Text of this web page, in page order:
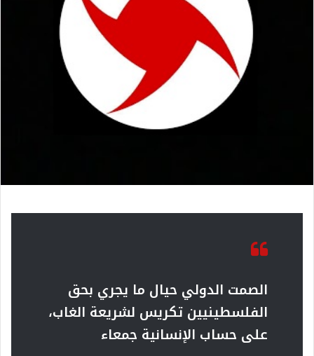
الصمت الدولي حيال ما يجري بحق
الفلسطينيينتكريس لشريعة الغاب،
على حساب الإنسانية جمعاء